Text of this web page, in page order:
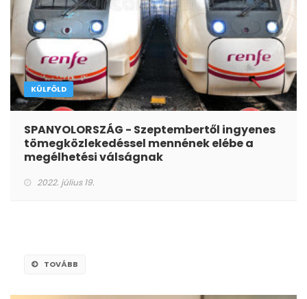
KÜLFÖLD
SPANYOLORSZÁG - Szeptembertől ingyenes
tömegközlekedéssel mennének elébe a
megélhetési válságnak
2022. július 19.
TOVÁBB